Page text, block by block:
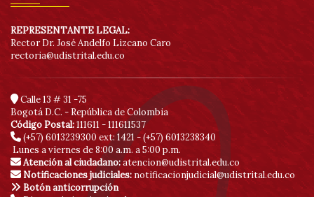
REPRESENTANTE LEGAL:
Rector Dr. José Andelfo Lizcano Caro
rectoria@udistrital.edu.co
Calle 13 # 31 -75
Bogotá D.C. - República de Colombia
Código Postal:111611 - 111611537
(+57) 6013239300 ext: 1421 - (+57) 6013238340
Lunes a viernes de 8:00 a.m. a 5:00 p.m.
Atención al ciudadano:atencion@udistrital.edu.co
Notificaciones judiciales: notificacionjudicial@udistrital.edu.co
Botón anticorrupción